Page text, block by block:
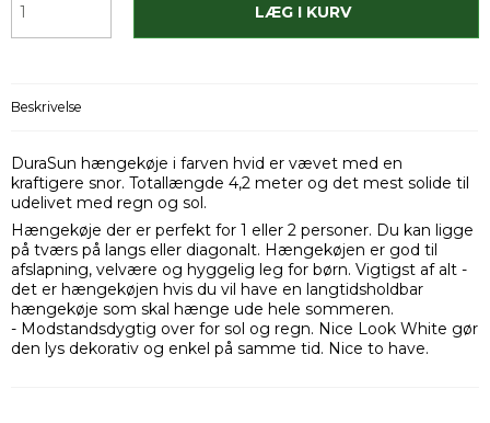
LÆG I KURV
Beskrivelse
DuraSun hængekøje i farven hvid er vævet med en
kraftigere snor. Totallængde 4,2 meter og det mest solide til
udelivet med regn og sol.
Hængekøje der er perfekt for 1 eller 2 personer. Du kan ligge
på tværs på langs eller diagonalt. Hængekøjen er god til
afslapning, velvære og hyggelig leg for børn. Vigtigst af alt -
det er hængekøjen hvis du vil have en langtidsholdbar
hængekøje som skal hænge ude hele sommeren.
- Modstandsdygtig over for sol og regn. Nice Look White gør
den lys dekorativ og enkel på samme tid. Nice to have.